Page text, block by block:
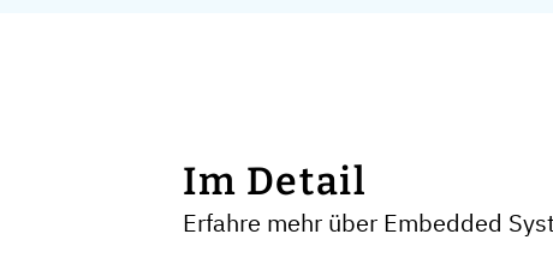
Im Detail
Erfahre mehr über Embedded